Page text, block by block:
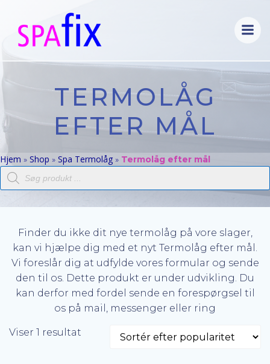
TERMOLÅG
EFTER MÅL
Hjem » Shop » Spa Termolåg » Termolåg efter mål
Products
search
Finder du ikke dit nye termolåg på vore slager,
kan vi hjælpe dig med et nyt Termolåg efter mål.
Vi foreslår dig at udfylde vores formular og sende
den til os. Dette produkt er under udvikling. Du
kan derfor med fordel sende en forespørgsel til
os på mail, messenger eller ring
Viser 1 resultat